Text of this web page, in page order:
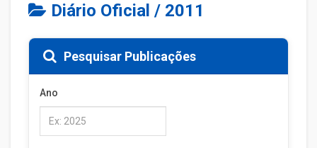
Diário Oficial / 2011
Pesquisar Publicações
Ano